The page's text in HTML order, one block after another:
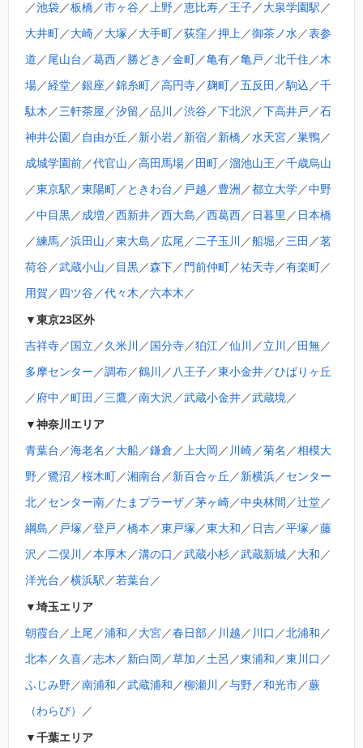
／池袋／板橋／市ヶ谷／ 上野／恵比寿／王子／大泉学園駅 ／
大井町／大崎／大塚 ／大手町／荻窪／押上 ／御茶ノ水 ／表参
道 ／尾山台 ／葛西／ 勝どき ／金町／亀有／亀戸 ／北千住 ／木
場／経堂／銀座 ／錦糸町／高円寺／麹町／五反田 ／駒込 ／千
駄木 ／三軒茶屋 ／汐留 ／品川 ／渋谷／下北沢 ／下高井戸 ／石
神井公園 ／ 自由が丘 ／新小岩／新宿／新橋／水天宮／巣鴨／
成城学園前／代官山 ／高田馬場／ 田町／溜池山王 ／千歳烏山
／東京駅 ／東陽町／ ときわ台 ／ 戸越 ／豊洲 ／都立大学／中野
／中目黒／成増／西新井／西大島 ／西葛西／ 日暮里 ／ 日本橋
／練馬／浜田山 ／東大島 ／広尾 ／ 二子玉川 ／船堀 ／三田 ／茗
荷谷／武蔵小山 ／ 目黒／森下／ 門前仲町／祐天寺／有楽町／
用賀 ／四ツ谷／代々木 ／六本木 ／
▼東京23区外
吉祥寺／ 国立 ／久米川 ／ 国分寺／狛江 ／仙川 ／立川 ／ 田無／
多摩センター ／調布／鶴川 ／ 八王子／東小金井／ひばりヶ丘
／府中 ／町田 ／三鷹／南大沢 ／武蔵小金井／武蔵境 ／
▼神奈川エリア
青葉台 ／海老名 ／大船／鎌倉 ／ 上大岡 ／ 川崎／菊名 ／相模大
野／鷺沼 ／桜木町／湘南台 ／新百合ヶ丘 ／新横浜／センター
北／センター南／たまプラーザ／茅ヶ崎／中央林間 ／辻堂／
綱島 ／ 戸塚 ／登戸 ／橋本 ／東戸塚 ／東大和 ／ 日吉／平塚 ／藤
沢 ／ 二俣川 ／本厚木 ／溝の口 ／武蔵小杉／武蔵新城／大和 ／
洋光台 ／横浜駅 ／若葉台 ／
▼埼玉エリア
朝霞台 ／ 上尾 ／浦和 ／大宮／春日部／ 川越 ／ 川口 ／北浦和 ／
北本 ／久喜／志木 ／新白岡 ／草加 ／土呂 ／東浦和 ／東川口 ／
ふじみ野／南浦和 ／武蔵浦和 ／柳瀬川 ／与野／和光市／蕨
（わらび）
／
▼千葉エリア